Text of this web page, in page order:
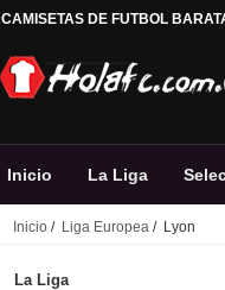
CAMISETAS DE FUTBOL
Inicio La Liga
Inicio / Liga Europea / Lyon
La Liga